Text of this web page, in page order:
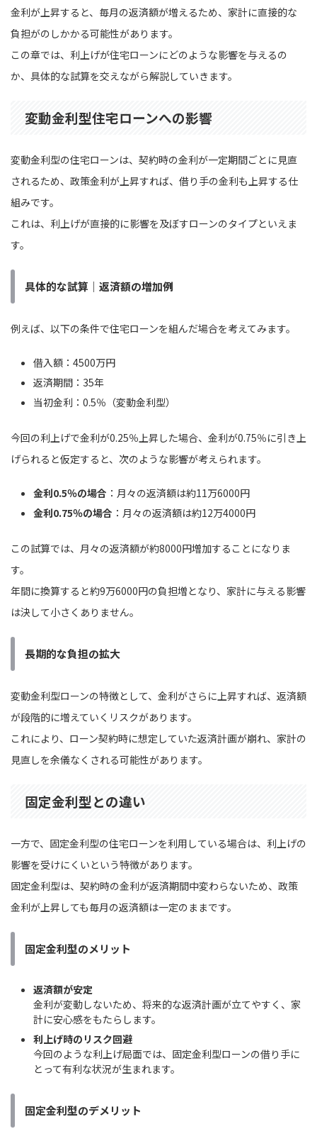
金利が上昇すると、毎月の返済額が増えるため、家計に直接的な
負担がのしかかる可能性があります。
この章では、利上げが住宅ローンにどのような影響を与えるの
か、具体的な試算を交えながら解説していきます。
変動金利型住宅ローンへの影響
変動金利型の住宅ローンは、契約時の金利が一定期間ごとに見直
されるため、政策金利が上昇すれば、借り手の金利も上昇する仕
組みです。
これは、利上げが直接的に影響を及ぼすローンのタイプといえま
す。
具体的な試算｜返済額の増加例
例えば、以下の条件で住宅ローンを組んだ場合を考えてみます。
借入額：4500万円
返済期間：35年
当初金利：0.5％（変動金利型）
今回の利上げで金利が0.25％上昇した場合、金利が0.75％に引き上
げられると仮定すると、次のような影響が考えられます。
金利0.5％の場合 ：月々の返済額は約11万6000円
金利0.75％の場合 ：月々の返済額は約12万4000円
この試算では、月々の返済額が約8000円増加することになりま
す。
年間に換算すると約9万6000円の負担増となり、家計に与える影響
は決して小さくありません。
長期的な負担の拡大
変動金利型ローンの特徴として、金利がさらに上昇すれば、返済額
が段階的に増えていくリスクがあります。
これにより、ローン契約時に想定していた返済計画が崩れ、家計の
見直しを余儀なくされる可能性があります。
固定金利型との違い
一方で、固定金利型の住宅ローンを利用している場合は、利上げの
影響を受けにくいという特徴があります。
固定金利型は、契約時の金利が返済期間中変わらないため、政策
金利が上昇しても毎月の返済額は一定のままです。
固定金利型のメリット
返済額が安定
金利が変動しないため、将来的な返済計画が立てやすく、家
計に安心感をもたらします。
利上げ時のリスク回避
今回のような利上げ局面では、固定金利型ローンの借り手に
とって有利な状況が生まれます。
固定金利型のデメリット